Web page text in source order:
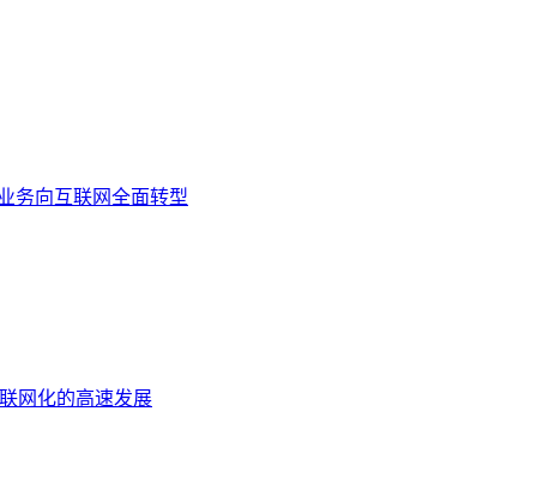
务向互联网全面转型
网化的高速发展